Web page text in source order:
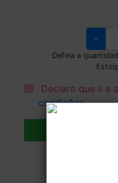
-
Defina a
Declaro que li e
condições.